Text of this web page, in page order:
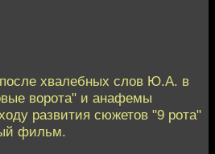
хвалебных слов Ю.А. в
ворота" и анафемы
развития сюжетов "9 рота"
фильм.